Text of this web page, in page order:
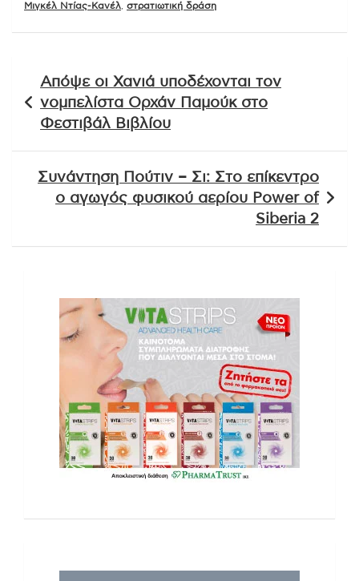
Μιγκέλ Ντίας-Κανέλ στρατιωτική δράση
άρθρων
Απόψε οι Χανιά υποδέχονται τον
νομπελίστα Ορχάν Παμούκ στο
Φεστιβάλ Βιβλίου
Συνάντηση Πούτιν – Σι: Στο επίκεντρο
ο αγωγός φυσικού αερίου Power of
Siberia 2